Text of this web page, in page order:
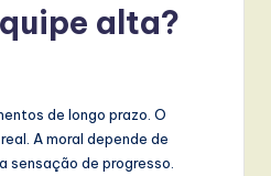
alta?
de longo prazo. O
A moral depende de
sensação de progresso.